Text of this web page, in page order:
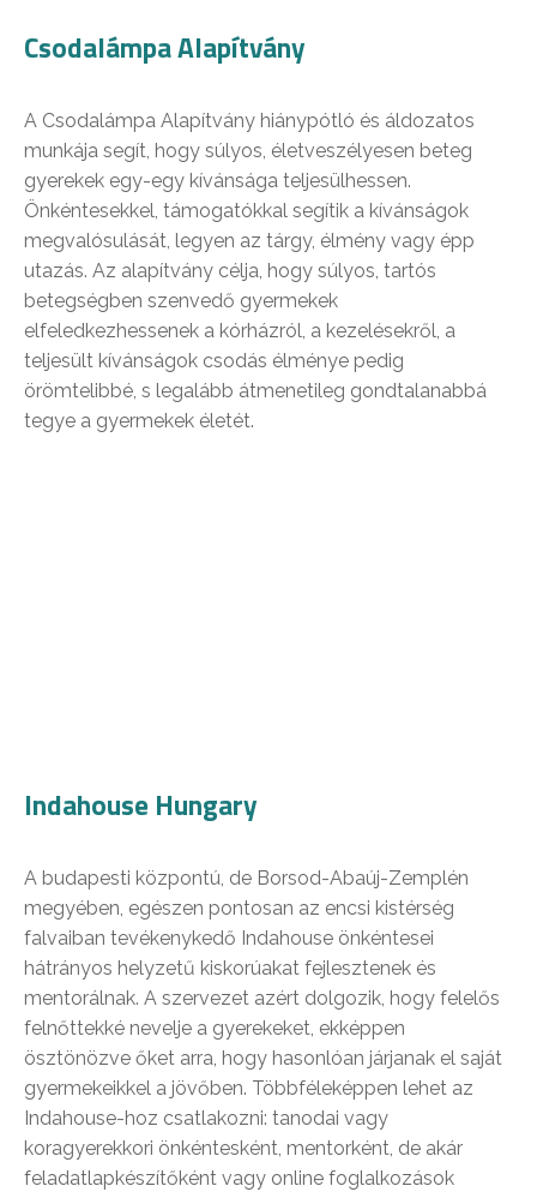
Csodalámpa Alapítvány
A Csodalámpa Alapítvány hiánypótló és áldozatos
munkája segít, hogy súlyos, életveszélyesen beteg
gyerekek egy-egy kívánsága teljesülhessen.
Önkéntesekkel, támogatókkal segítik a kívánságok
megvalósulását, legyen az tárgy, élmény vagy épp
utazás. Az alapítvány célja, hogy súlyos, tartós
betegségben szenvedő gyermekek
elfeledkezhessenek a kórházról, a kezelésekről, a
teljesült kívánságok csodás élménye pedig
örömtelibbé, s legalább átmenetileg gondtalanabbá
tegye a gyermekek életét.
Indahouse Hungary
A budapesti központú, de Borsod-Abaúj-Zemplén
megyében, egészen pontosan az encsi kistérség
falvaiban tevékenykedő Indahouse önkéntesei
hátrányos helyzetű kiskorúakat fejlesztenek és
mentorálnak. A szervezet azért dolgozik, hogy felelős
felnőttekké nevelje a gyerekeket, ekképpen
ösztönözve őket arra, hogy hasonlóan járjanak el saját
gyermekeikkel a jövőben. Többféleképpen lehet az
Indahouse-hoz csatlakozni: tanodai vagy
koragyerekkori önkéntesként, mentorként, de akár
feladatlapkészítőként vagy online foglalkozások